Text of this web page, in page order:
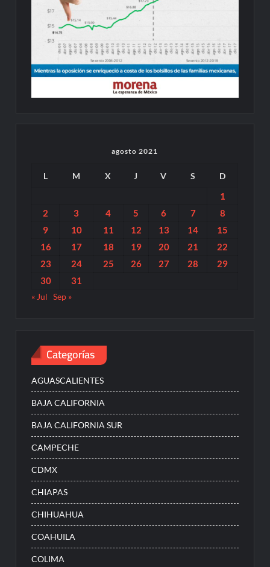
agosto 2021
L M X J V S D
1
2
3 4 5 6 7
8
9
10 11 12 13 14
15
16
17 18 19 20 21
22
23
24 25 26 27 28
29
30
31
« Jul Sep »
Categorías
AGUASCALIENTES
BAJA CALIFORNIA
BAJA CALIFORNIA SUR
CAMPECHE
CDMX
CHIAPAS
CHIHUAHUA
COAHUILA
COLIMA